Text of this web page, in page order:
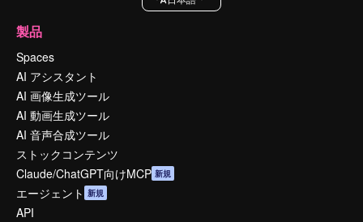
製品
Spaces
AI アシスタント
AI 画像生成ツール
AI 動画生成ツール
AI 音声合成ツール
ストックコンテンツ
Claude/ChatGPT向けMCP 新規
エージェント 新規
API